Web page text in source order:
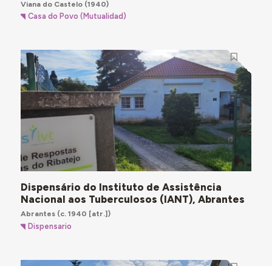
Viana do Castelo(1940)
Casa do Povo (Mutualidad)
Dispensário do Instituto de Assistência
Nacional aos Tuberculosos (IANT), Abrantes
Abrantes(c. 1940 [atr.])
Dispensario